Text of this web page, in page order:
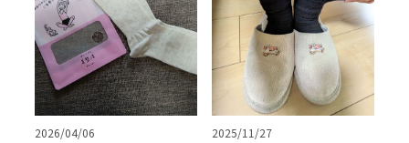
2026/04/06 2025/11/27